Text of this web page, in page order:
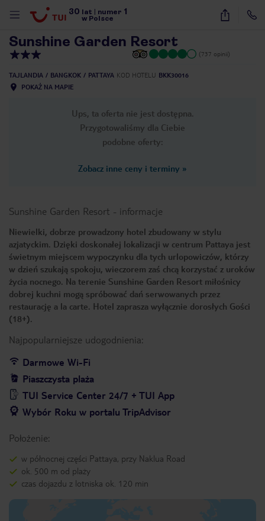
30 lat numer 1
w Polsce
14
Sunshine Garden Resort
(737 opinii)
TAJLANDIA BANGKOK PATTAYA KOD HOTELU BKK30016
POKAŻ NA MAPIE
Ups, ta oferta nie jest dostępna.
Przygotowaliśmy dla Ciebie
podobne oferty:
Zobacz inne ceny i terminy »
Sunshine Garden Resort - informacje
Niewielki, dobrze prowadzony hotel zbudowany w stylu
azjatyckim. Dzięki doskonałej lokalizacji w centrum Pattaya jest
świetnym miejscem wypoczynku dla tych urlopowiczów, którzy
w dzień szukają spokoju, wieczorem zaś chcą korzystać z uroków
życia nocnego. Na terenie Sunshine Garden Resort miłośnicy
dobrej kuchni mogą spróbować dań serwowanych przez
restaurację a la carte. Hotel zaprasza wyłącznie dorosłych Gości
(18+).
Najpopularniejsze udogodnienia:
Darmowe Wi-Fi
Piaszczysta plaża
TUI Service Center 24/7 + TUI App
Wybór Roku w portalu TripAdvisor
Położenie:
w północnej części Pattaya, przy Naklua Road
ok. 500 m od plaży
czas dojazdu z lotniska ok. 120 min